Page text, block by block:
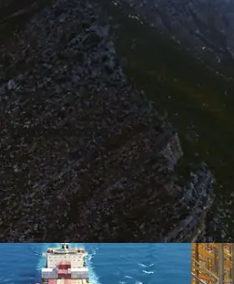
relevant te blijven door nieuwsgierig te
technologie
op schaal